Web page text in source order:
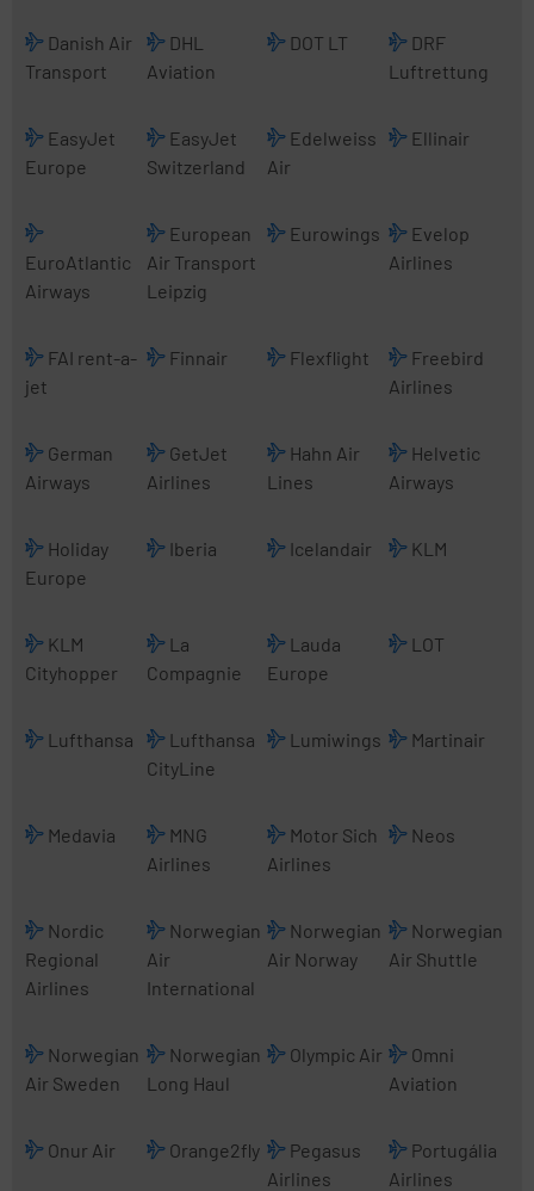
Danish Air
Transport
DHL
Aviation
DOT LT
DRF
Luftrettung
EasyJet
Europe
EasyJet
Switzerland
Edelweiss
Air
Ellinair
EuroAtlantic
Airways
European
Air Transport
Leipzig
Eurowings
Evelop
Airlines
FAI rent-a-
jet
Finnair Flexflight
Freebird
Airlines
German
Airways
GetJet
Airlines
Hahn Air
Lines
Helvetic
Airways
Holiday
Europe
Iberia Icelandair KLM
KLM
Cityhopper
La
Compagnie
Lauda
Europe
LOT
Lufthansa
Lufthansa
CityLine
Lumiwings Martinair
Medavia
MNG
Airlines
Motor Sich
Airlines
Neos
Nordic
Regional
Airlines
Norwegian
Air
International
Norwegian
Air Norway
Norwegian
Air Shuttle
Norwegian
Air Sweden
Norwegian
Long Haul
Olympic Air
Omni
Aviation
Onur Air Orange2fly
Pegasus
Airlines
Portugália
Airlines